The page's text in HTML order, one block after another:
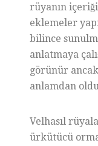
rüyanın
eklemeler
bilince
anlatmaya
görünür
anlamdan
Velhasıl
ürkütücü